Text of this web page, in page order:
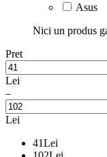
Asus
Nici un produs
Pret
Lei
–
Lei
41Lei